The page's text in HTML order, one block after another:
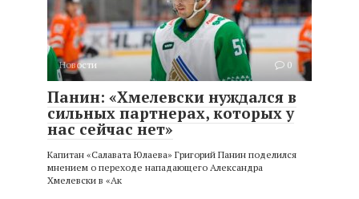
Новости 0
Панин: «Хмелевски нуждался в
сильных партнерах, которых у
нас сейчас нет»
Капитан «Салавата Юлаева» Григорий Панин поделился
мнением о переходе нападающего Александра
Хмелевски в «Ак